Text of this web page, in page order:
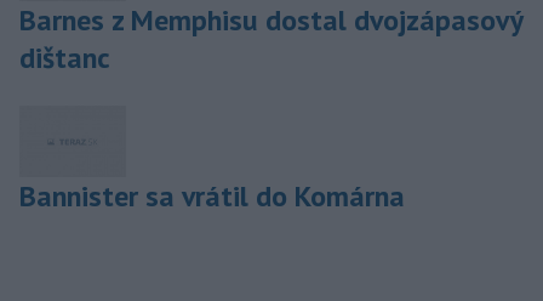
Barnes z Memphisu dostal dvojzápasový
dištanc
Bannister sa vrátil do Komárna